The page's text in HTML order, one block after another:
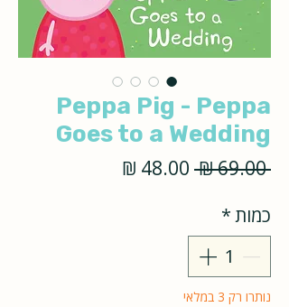
Peppa Pig - Peppa
Goes to a Wedding
‏69.00 ‏₪
מחיר
כמות*
נותרו רק 3 במלאי